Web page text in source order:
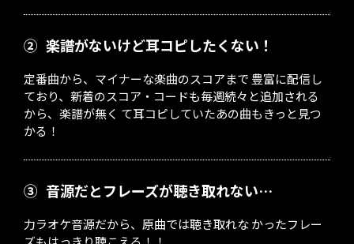
② 楽譜がないけど耳コピしたくない！
定番曲から、マイナーな楽曲のスコアまで 豊富に配信し
ており、新着のスコア・コードも毎週続々と追加される
から、楽譜が無く て耳コピしていたあの曲もきっと見つ
かる！
③ 音源だとフレーズが聴き取れない…
力ラオケ音源だから、原曲では聴き取れな かったフレー